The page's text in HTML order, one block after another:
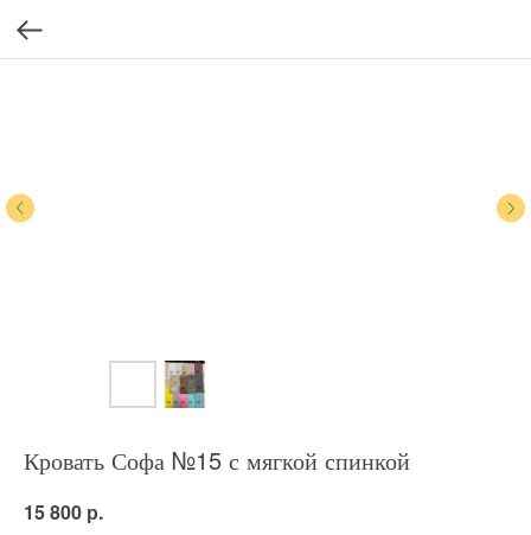
Кровать Софа №15 с мягкой спинкой
15 800 р.